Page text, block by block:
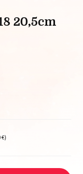
20,5cm
€)